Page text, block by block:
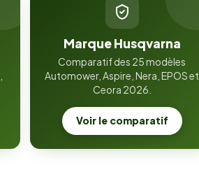
Marque Husqvarna
Comparatif des 25 modèles
Automower, Aspire, Nera, EPOS et
Ceora 2026.
Voir le comparatif